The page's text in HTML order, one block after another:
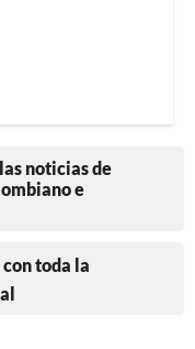
noticias de
e
toda la